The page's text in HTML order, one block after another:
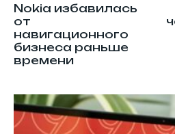
Nokia избавилась
от
навигационного
бизнеса раньше
времени